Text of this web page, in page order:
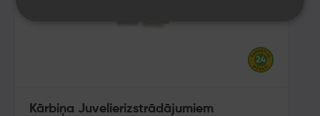
Kārbiņa Juvelierizstrādājumiem